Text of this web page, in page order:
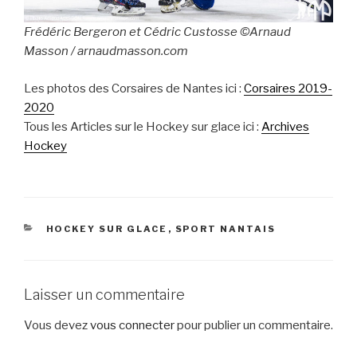
Frédéric Bergeron et Cédric Custosse ©Arnaud
Masson / arnaudmasson.com
Les photos des Corsaires de Nantes ici : Corsaires 2019-
2020
Tous les Articles sur le Hockey sur glace ici : Archives
Hockey
CATÉGORIES
HOCKEY SUR GLACE , SPORT NANTAIS
Laisser un commentaire
Vous devezvous connecterpour publier un commentaire.